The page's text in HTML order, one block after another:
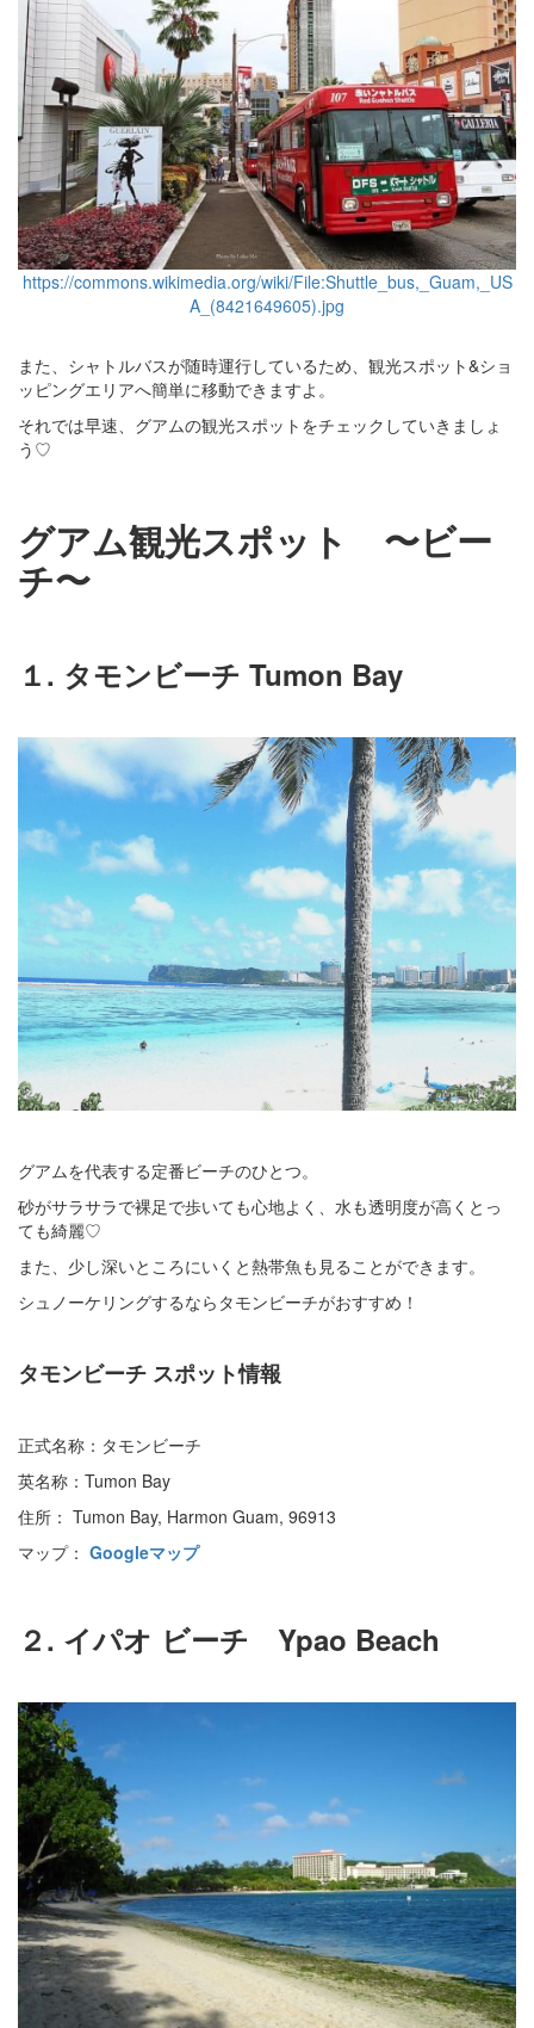
https://commons.wikimedia.org/wiki/File:Shuttle_bus,_Guam,_US
A_(8421649605).jpg
また、シャトルバスが随時運行しているため、観光スポット&ショ
ッピングエリアへ簡単に移動できますよ。
それでは早速、グアムの観光スポットをチェックしていきましょ
う♡
グアム観光スポット 〜ビー
チ〜
１. タモンビーチ Tumon Bay
グアムを代表する定番ビーチのひとつ。
砂がサラサラで裸足で歩いても心地よく、水も透明度が高くとっ
ても綺麗♡
また、少し深いところにいくと熱帯魚も見ることができます。
シュノーケリングするならタモンビーチがおすすめ！
タモンビーチ スポット情報
正式名称：タモンビーチ
英名称：Tumon Bay
住所： Tumon Bay, Harmon Guam, 96913
マップ： Googleマップ
２. イパオ ビーチ Ypao Beach